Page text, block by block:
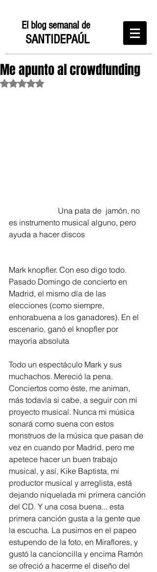
El blog semanal de
SANTIDEPAÚL
Me apunto al crowdfunding
Obtuvo NaN de 5 estrellas.
es instrumento musical alguno, pero
ayuda a hacer discos
Mark knopfler. Con eso digo todo.
Pasado Domingo de concierto en
Madrid, el mismo día de las
elecciones (como siempre,
enhorabuena a los ganadores). En el
escenario, ganó el knopfler por
mayoría absoluta
Todo un espectáculo Mark y sus
muchachos. Mereció la pena.
Conciertos como éste, me animan,
más todavía si cabe, a seguir con mi
proyecto musical. Nunca mi música
sonará como suena con estos
monstruos de la música que pasan de
vez en cuando por Madrid, pero me
apetece hacer un buen trabajo
musical, y así, Kike Baptista, mi
productor musical y arreglista, está
dejando niquelada mi primera canción
del CD. Y una cosa buena... esta
primera canción gusta a la gente que
la escucha. La pusimos en el papeo
estupendo de la foto, en Miraflores, y
gustó la cancioncilla y encima Ramón
se ofreció a hacerme el diseño del